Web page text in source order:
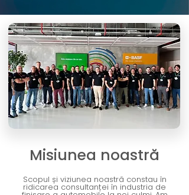
Misiunea noastră
Scopul și viziunea noastră constau în
ridicarea consultanței în industria de